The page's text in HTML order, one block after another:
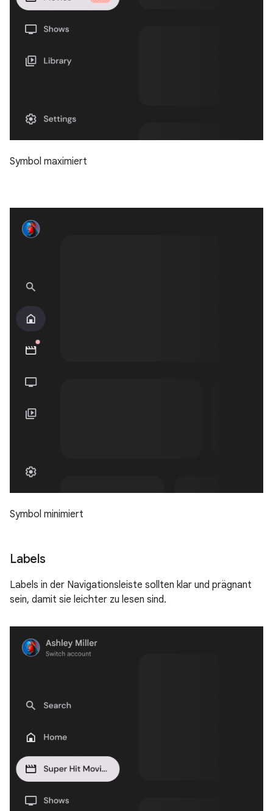
Symbol maximiert
Symbol minimiert
Labels
Labels in der Navigationsleiste sollten klar und prägnant
sein, damit sie leichter zu lesen sind.